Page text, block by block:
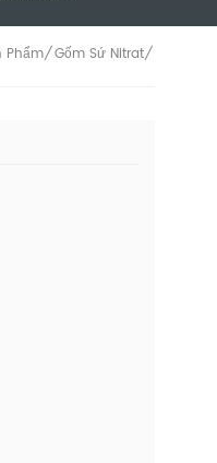
Phẩm/ Gốm Sứ Nitrat/